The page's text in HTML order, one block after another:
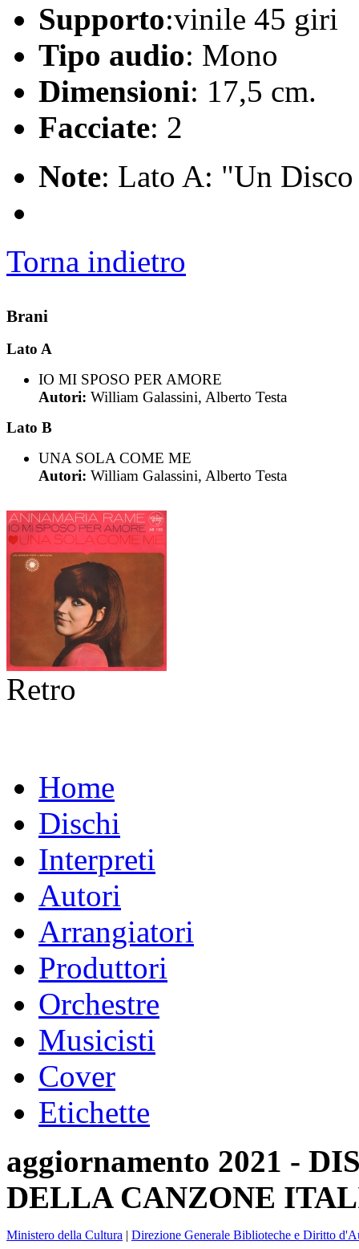
Supporto:vinile 45 giri
Tipo audio: Mono
Dimensioni: 17,5 cm.
Facciate: 2
Note: Lato A: "Un
Torna indietro
Brani
Lato A
IO MI SPOSO PER AMORE
Autori: William Galassini, Alberto Testa
Lato B
UNA SOLA COME ME
Autori: William Galassini, Alberto Testa
Retro
Home
Dischi
Interpreti
Autori
Arrangiatori
Produttori
Orchestre
Musicisti
Cover
Etichette
aggiornamento 2021 -
DELLA CANZONE
Ministero della Cultura | Direzione Generale Biblioteche e Diritto